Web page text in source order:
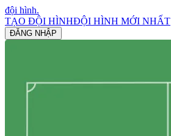
đội hình.
TẠO ĐỘI HÌNHĐỘI HÌNH MỚI NHẤT
ĐĂNG NHẬP